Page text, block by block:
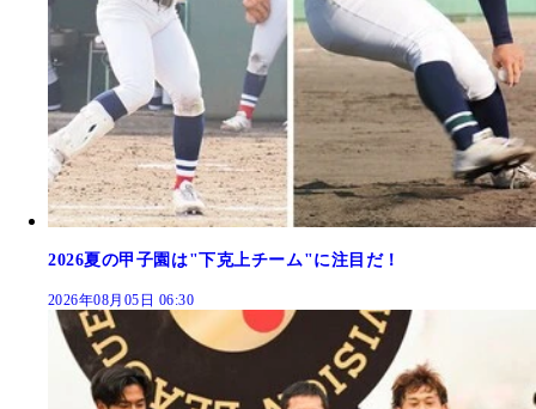
2026夏の甲子園は"下克上チーム"に注目だ！
2026年08月05日 06:30